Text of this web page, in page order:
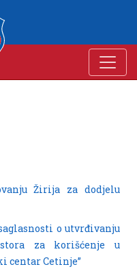
Žirija za dodjelu
o utvrđivanju
za korišćenje u
centar Cetinje”